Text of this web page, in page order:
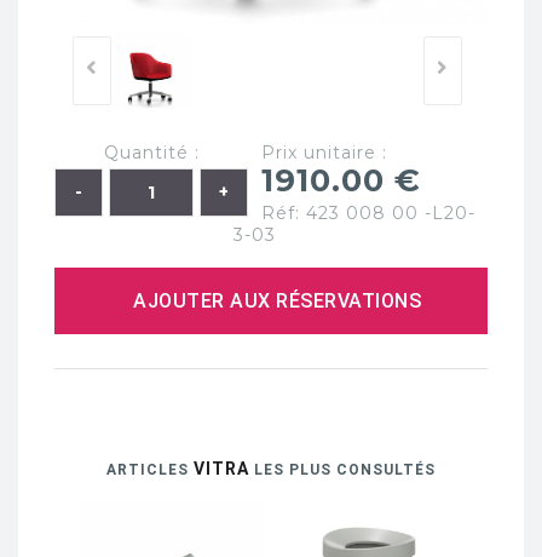
Quantité : Prix unitaire :
1910.00 €
Réf: 423 008 00 -L20-
3-03
AJOUTER AUX RÉSERVATIONS
ARTICLES VITRA LES PLUS CONSULTÉS